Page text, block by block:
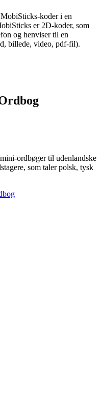
koder i en
er 2D-koder, som
og henviser til en
billede, video, pdf-fil).
ordbøger til udenlandske
som taler polsk, tysk